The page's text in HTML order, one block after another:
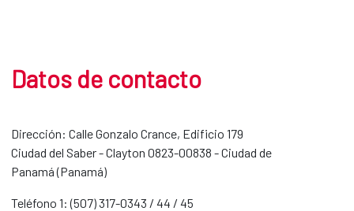
Datos de contacto
Dirección: Calle Gonzalo Crance, Edificio 179
Ciudad del Saber - Clayton 0823-00838 - Ciudad de
Panamá (Panamá)
Teléfono 1: (507) 317-0343 / 44 / 45